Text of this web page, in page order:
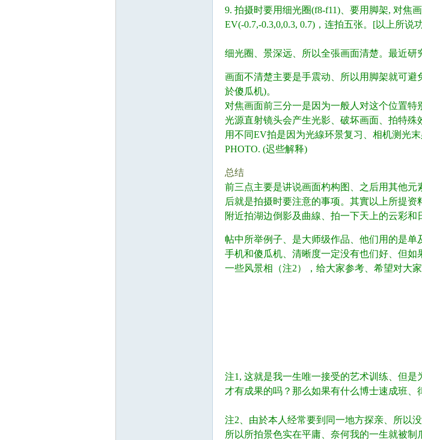
9. 拍摄时要用细光圈(f8-f11)、要用脚架, 对焦
EV(-0.7,-0.3,0,0.3, 0.7)，连拍五张。[以上所
细光圈、景深远、所以全張画面清楚。最近研
画面不清楚主要是手震动、所以用脚架就可避
於傻瓜机)。
对焦画面前三分一是因为一般人对这个位置特
光源直射镜头会产生光影、破坏画面、拍特殊
用不同EV拍是因为光線环景复习、相机测光
PHOTO. (迟些解释)
总结
前三点主要是讲说画面杓构图、之后用其他
后就是拍摄时要注意的事项。其實以上所提
附近拍湖边倒影及曲線、拍一下天上的云彩和
帖中所举例子、是大师级作品、他们用的是
手机和傻瓜机、清晰度一定没有也们好、但
一些风景相（注2），给大家参考、希望对大家
注1, 这就是我一生唯一接受的艺术训练、但
才有成果的吗？那么如果有什么博士速成班、
注2、由於本人经常要到同一地方探亲、所以
所以所拍景色实在平庸、奈何我的一生就被制